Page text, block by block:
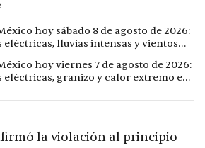
hoy sábado 8 de agosto de 2026:
lluvias intensas y vientos
hoy viernes 7 de agosto de 2026:
eléctricas, granizo y calor extremo en
la violación al principio